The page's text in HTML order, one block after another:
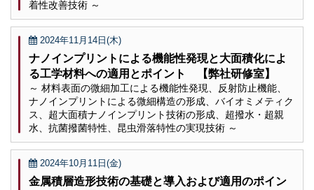
着性改善技術 ～
2024年11月14日(木)
ナノインプリントによる機能性発現と大面積化によ
る工学材料への適用とポイント 【弊社研修室】
～ 材料表面の微細加工による機能性発現、反射防止機能、
ナノインプリントによる微細構造の形成、バイオミメティク
ス、超大面積ナノインプリント技術の形成、超撥水・超親
水、抗菌撥菌特性、昆虫滑落特性の実現技術 ～
2024年10月11日(金)
金属積層造形技術の基礎と導入および適用のポイン